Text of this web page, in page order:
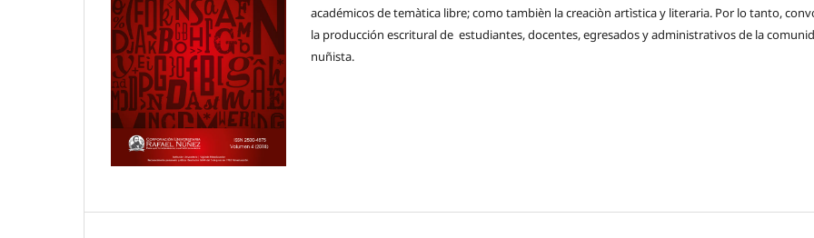
académicos de temàtica libre; como tambièn la creaciòn artìstica y literaria. Por lo tanto,
la producción escritural de estudiantes, docentes, egresados y administrativos de la
nuñista.